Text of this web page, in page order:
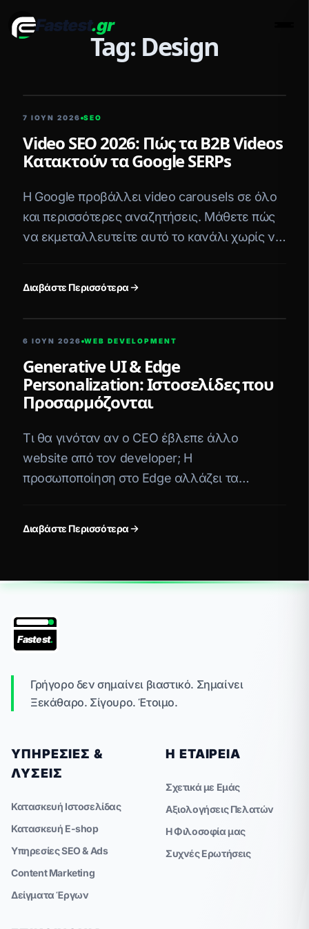
Fastest.gr
Tag: Design
7 ΙΟΥΝ 2026 SEO
Video SEO 2026: Πώς τα B2B Videos
Κατακτούν τα Google SERPs
Η Google προβάλλει video carousels σε όλο
και περισσότερες αναζητήσεις. Μάθετε πώς
να εκμεταλλευτείτε αυτό το κανάλι χωρίς να
Διαβάστε Περισσότερα
6 ΙΟΥΝ 2026 WEB DEVELOPMENT
Generative UI & Edge
Personalization: Ιστοσελίδες που
Προσαρμόζονται
Τι θα γινόταν αν ο CEO έβλεπε άλλο
website από τον developer; Η
προσωποποίηση στο Edge αλλάζει τα
Διαβάστε Περισσότερα
Fastest.
Γρήγορο δεν σημαίνει βιαστικό. Σημαίνει
Ξεκάθαρο. Σίγουρο. Έτοιμο.
ΥΠΗΡΕΣΊΕΣ &
ΛΎΣΕΙΣ
Κατασκευή Ιστοσελίδας
Κατασκευή E-shop
Υπηρεσίες SEO & Ads
Content Marketing
Δείγματα Έργων
Η ΕΤΑΙΡΕΊΑ
Σχετικά με Εμάς
Αξιολογήσεις Πελατών
Η Φιλοσοφία μας
Συχνές Ερωτήσεις